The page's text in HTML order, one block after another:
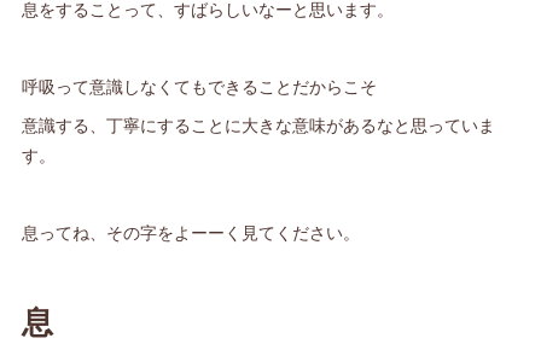
息をすることって、すばらしいなーと思います。
呼吸って意識しなくてもできることだからこそ
意識する、丁寧にすることに大きな意味があるなと思っていま
す。
息ってね、その字をよーーく見てください。
息